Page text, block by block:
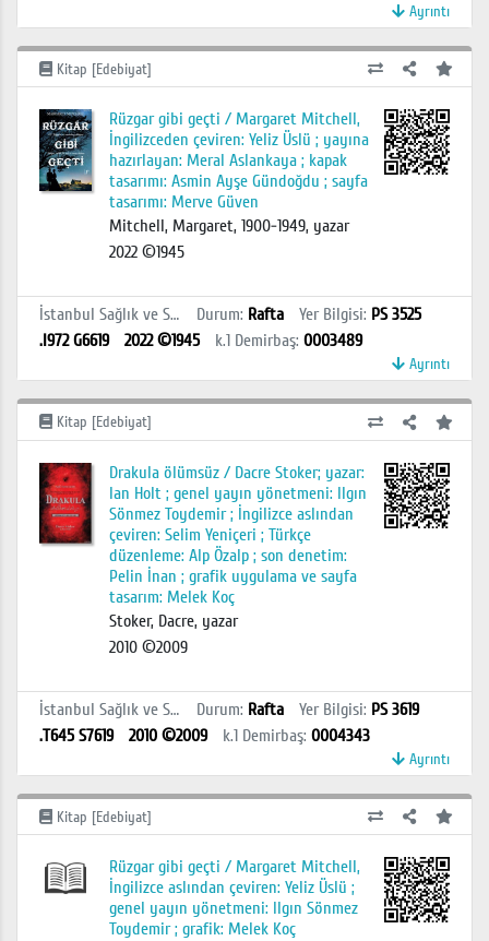
Ayrıntı
Kitap [Edebiyat]
Rüzgar gibi geçti / Margaret Mitchell,
İngilizceden çeviren: Yeliz Üslü ; yayına
hazırlayan: Meral Aslankaya ; kapak
tasarımı: Asmin Ayşe Gündoğdu ; sayfa
tasarımı: Merve Güven
Mitchell, Margaret, 1900-1949, yazar
2022 ©1945
İstanbul Sağlık ve Sosyal Bilimler MYO Kütüphanesi Durum: Rafta Yer Bilgisi: PS 3525
.I972 G6619
2022 ©1945 k.1 Demirbaş: 0003489
Ayrıntı
Kitap [Edebiyat]
Drakula ölümsüz / Dacre Stoker; yazar:
Ian Holt ; genel yayın yönetmeni: Ilgın
Sönmez Toydemir ; İngilizce aslından
çeviren: Selim Yeniçeri ; Türkçe
düzenleme: Alp Özalp ; son denetim:
Pelin İnan ; grafik uygulama ve sayfa
tasarım: Melek Koç
Stoker, Dacre, yazar
2010 ©2009
İstanbul Sağlık ve Sosyal Bilimler MYO Kütüphanesi Durum: Rafta Yer Bilgisi: PS 3619
.T645 S7619
2010 ©2009 k.1 Demirbaş: 0004343
Ayrıntı
Kitap [Edebiyat]
Rüzgar gibi geçti / Margaret Mitchell,
İngilizce aslından çeviren: Yeliz Üslü ;
genel yayın yönetmeni: Ilgın Sönmez
Toydemir ; grafik: Melek Koç